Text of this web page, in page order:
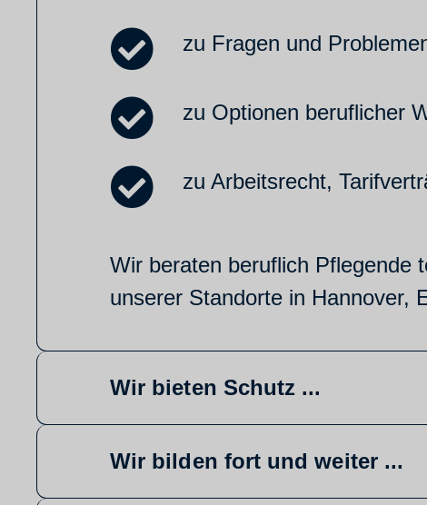
zu Fragen und
zu Optionen beruflicher
zu Arbeitsrecht,
Wir beraten beruflich Pflegende
unserer Standorte in Hannover,
Wir bieten Schutz ...
Wir bilden fort und weiter ...